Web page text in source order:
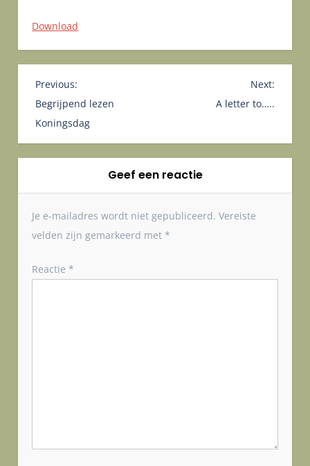
Download
B
e
r
i
c
n
a
i
Previous:
Begrijpend lezen
Koningsdag
Next:
A letter to…..
Geef een reactie
Je e-mailadres wordt niet gepubliceerd. Vereiste
velden zijn gemarkeerd met*
Reactie*